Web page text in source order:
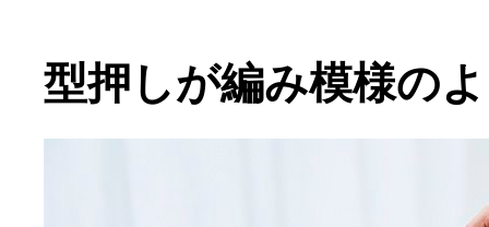
型押しが編み模様の